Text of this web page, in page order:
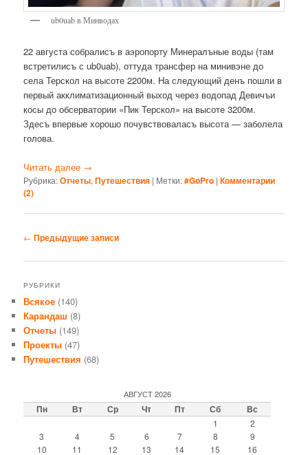
ub0uab в Минводах
22 августа собралисъ в аэропорту Минералъные воды (там
встретилисъ с ub0uab), оттуда трансфер на минивэне до
села Терскол на высоте 2200м. На следующий денъ пошли в
первый акклиматизационный выход через водопад Девичъи
косы до обсерватории «Пик Терскол» на высоте 3200м.
Здесъ впервые хорошо почувствоваласъ высота — заболела
голова.
Читать далее →
Рубрика:Отчеты,Путешествия | Метки:#GoPro |Комментарии
(2)
Навигация
записям
← Предыдущие записи
РУБРИКИ
Всякое (140)
Карандаш (8)
Отчеты (149)
Проекты (47)
Путешествия (68)
АВГУСТ 2026
Пн Вт Ср Чт Пт Сб Вс
1
2
3
4 5 6 7 8
9
10
11 12 13 14 15
16